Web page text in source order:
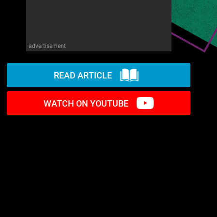
advertisement
READ ARTICLE
WATCH ON YOUTUBE